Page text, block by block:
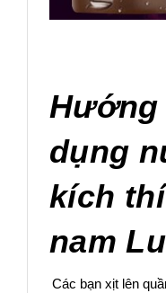
dụng
kích
nam
Các bạn xịt lên